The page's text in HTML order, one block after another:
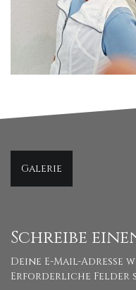
Galerie
Schreibe
Deine E-Mail-
Erforderliche Felder